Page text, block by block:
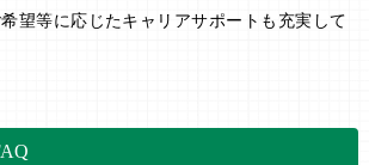
望等に応じたキャリアサポートも充実して